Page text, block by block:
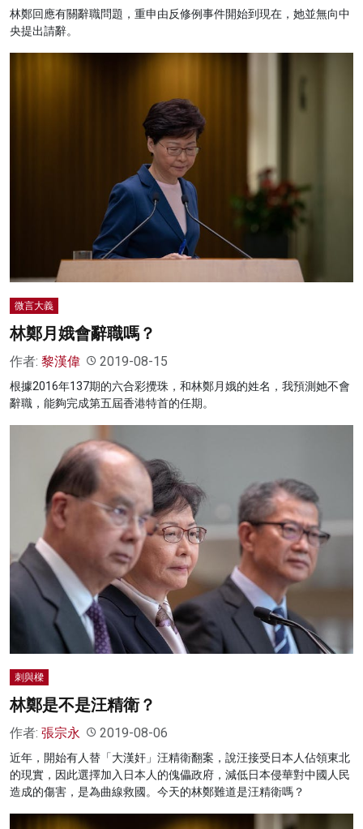
林鄭回應有關辭職問題，重申由反修例事件開始到現在，她並無向中
央提出請辭。
微言大義
林鄭月娥會辭職嗎？
作者: 黎漢偉 2019-08-15
根據2016年137期的六合彩攪珠，和林鄭月娥的姓名，我預測她不會
辭職，能夠完成第五屆香港特首的任期。
刺與樑
林鄭是不是汪精衛？
作者: 張宗永 2019-08-06
近年，開始有人替「大漢奸」汪精衛翻案，說汪接受日本人佔領東北
的現實，因此選擇加入日本人的傀儡政府，減低日本侵華對中國人民
造成的傷害，是為曲線救國。今天的林鄭難道是汪精衛嗎？